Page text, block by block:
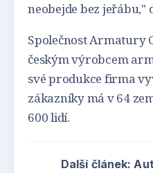
neobejde bez jeřábu,"
Společnost Armatury
českým výrobcem
své produkce firma
zákazníky má v 64
600 lidí.
Další článek: